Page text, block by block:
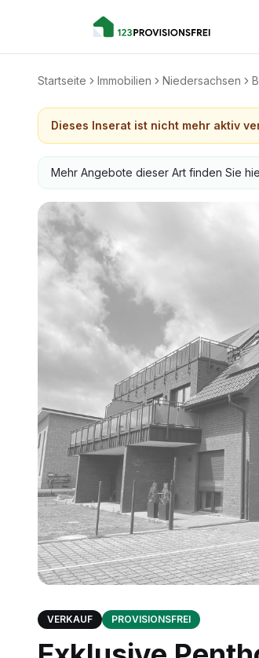
Startseite Immobilien Niedersachsen
Dieses Inserat ist nicht mehr aktiv
Mehr Angebote dieser Art finden Sie
VERKAUF PROVISIONSFREI